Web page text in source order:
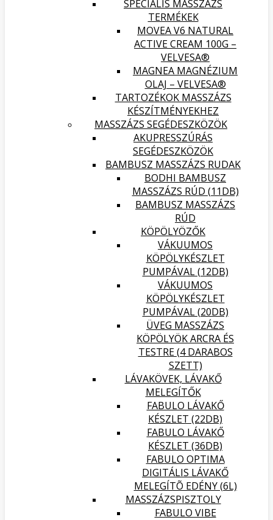
SPECIÁLIS MASSZÁZS
TERMÉKEK
MOVEA V6 NATURAL
ACTIVE CREAM 100G –
VELVESA®
MAGNEA MAGNÉZIUM
OLAJ – VELVESA®
TARTOZÉKOK MASSZÁZS
KÉSZÍTMÉNYEKHEZ
MASSZÁZS SEGÉDESZKÖZÖK
AKUPRESSZÚRÁS
SEGÉDESZKÖZÖK
BAMBUSZ MASSZÁZS RUDAK
BODHI BAMBUSZ
MASSZÁZS RÚD (11DB)
BAMBUSZ MASSZÁZS
RÚD
KÖPÖLYÖZŐK
VÁKUUMOS
KÖPÖLYKÉSZLET
PUMPÁVAL (12DB)
VÁKUUMOS
KÖPÖLYKÉSZLET
PUMPÁVAL (20DB)
ÜVEG MASSZÁZS
KÖPÖLYÖK ARCRA ÉS
TESTRE (4 DARABOS
SZETT)
LÁVAKÖVEK, LÁVAKŐ
MELEGÍTŐK
FABULO LÁVAKŐ
KÉSZLET (22DB)
FABULO LÁVAKŐ
KÉSZLET (36DB)
FABULO OPTIMA
DIGITÁLIS LÁVAKŐ
MELEGÍTÕ EDÉNY (6L)
MASSZÁZSPISZTOLY
FABULO VIBE